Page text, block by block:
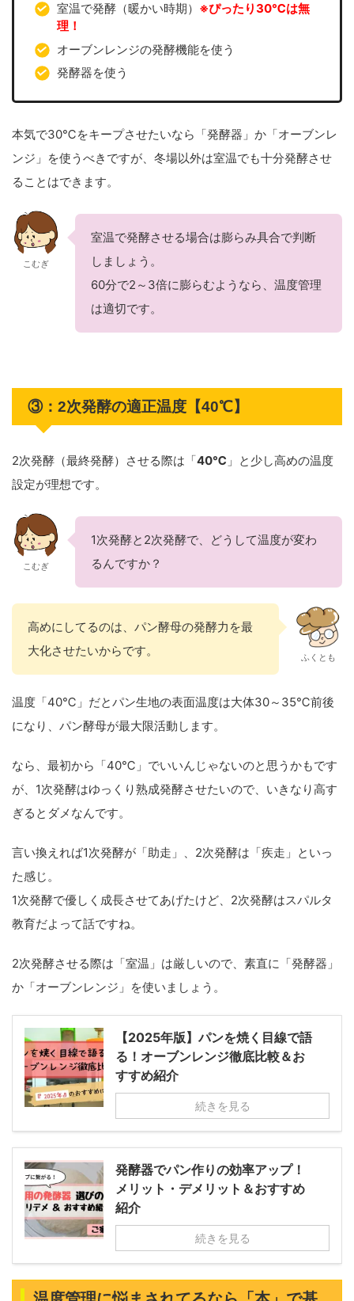
室温で発酵（暖かい時期） ※ぴったり30℃は無
理！
オーブンレンジの発酵機能を使う
発酵器を使う
本気で30℃をキープさせたいなら「発酵器」か「オーブンレ
ンジ」を使うべきですが、冬場以外は室温でも十分発酵させ
ることはできます。
こむぎ
室温で発酵させる場合は膨らみ具合で判断
しましょう。
60分で2～3倍に膨らむようなら、温度管理
は適切です。
③：2次発酵の適正温度【40℃】
2次発酵（最終発酵）させる際は「40℃ 」と少し高めの温度
設定が理想です。
こむぎ
1次発酵と2次発酵で、どうして温度が変わ
るんですか？
高めにしてるのは、パン酵母の発酵力を最
大化させたいからです。
ふくとも
温度「40℃」だとパン生地の表面温度は大体30～35℃前後
になり、パン酵母が最大限活動します。
なら、最初から「40℃」でいいんじゃないのと思うかもです
が、1次発酵はゆっくり熟成発酵させたいので、いきなり高す
ぎるとダメなんです。
言い換えれば1次発酵が「助走」、2次発酵は「疾走」といっ
た感じ。
1次発酵で優しく成長させてあげたけど、2次発酵はスパルタ
教育だよって話ですね。
2次発酵させる際は「室温」は厳しいので、素直に「発酵器」
か「オーブンレンジ」を使いましょう。
【2025年版】パンを焼く目線で語
る！オーブンレンジ徹底比較＆お
すすめ紹介
続きを見る
発酵器でパン作りの効率アップ！
メリット・デメリット＆おすすめ
紹介
続きを見る